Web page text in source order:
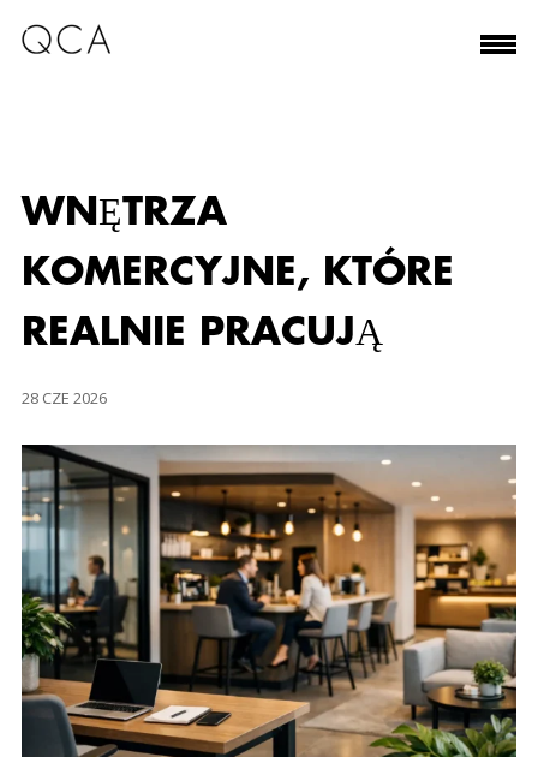
WNĘTRZA
KOMERCYJNE, KTÓRE
REALNIE PRACUJĄ
28 CZE 2026